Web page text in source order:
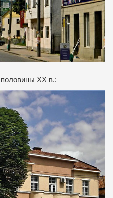
І половины ХХ в.: